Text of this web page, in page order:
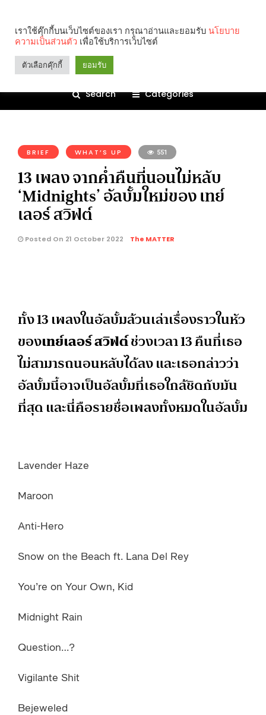
Search Categories
BRIEF WHAT’S UP 551
13 เพลง จากค่ำคืนที่นอนไม่หลับ
‘Midnights’ อัลบั้มใหม่ของ เทย์
เลอร์ สวิฟต์
Posted On 21 October 2022 The MATTER
ทั้ง 13 เพลงในอัลบั้มล้วนเล่าเรื่องราวในหัว
ของเทย์เลอร์ สวิฟต์ช่วงเวลา 13 คืนที่เธอ
ไม่สามารถนอนหลับได้ลง และเธอกล่าวว่า
อัลบั้มนี้อาจเป็นอัลบั้มที่เธอใกล้ชิดกับมัน
ที่สุด และนี่คือรายชื่อเพลงทั้งหมดในอัลบั้ม
Lavender Haze
Maroon
Anti-Hero
Snow on the Beach ft. Lana Del Rey
You’re on Your Own, Kid
Midnight Rain
Question…?
Vigilante Shit
Bejeweled
เราใช้คุ๊กกี้บนเว็บไซต์ของเรา กรุณาอ่านและยอมรับ นโยบาย
ความเป็นส่วนตัว เพื่อใช้บริการเว็บไซต์
ตัวเลือกคุ๊กกี้ ยอมรับ